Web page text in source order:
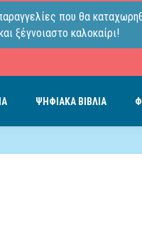
που θα
ξέγνοιαστο καλοκαίρι!
ΨΗΦΙΑΚΑ ΒΙΒΛΙΑ